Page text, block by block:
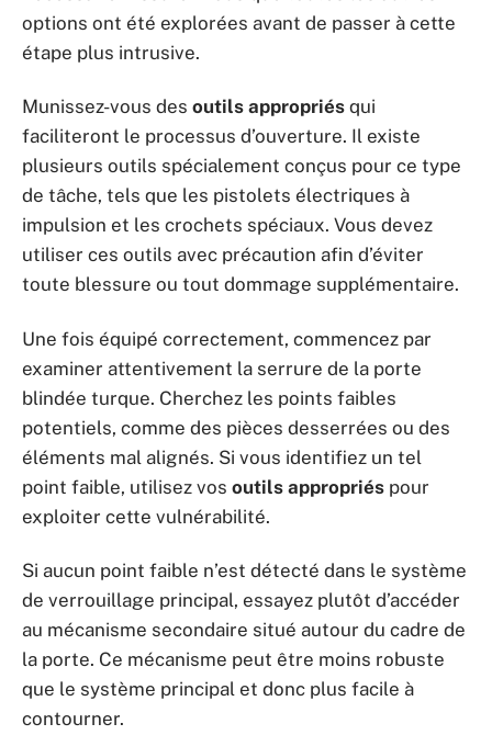
options ont été explorées avant de passer à cette
étape plus intrusive.
Munissez-vous des outils appropriés qui
faciliteront le processus d’ouverture. Il existe
plusieurs outils spécialement conçus pour ce type
de tâche, tels que les pistolets électriques à
impulsion et les crochets spéciaux. Vous devez
utiliser ces outils avec précaution afin d’éviter
toute blessure ou tout dommage supplémentaire.
Une fois équipé correctement, commencez par
examiner attentivement la serrure de la porte
blindée turque. Cherchez les points faibles
potentiels, comme des pièces desserrées ou des
éléments mal alignés. Si vous identifiez un tel
point faible, utilisez vos outils appropriés pour
exploiter cette vulnérabilité.
Si aucun point faible n’est détecté dans le système
de verrouillage principal, essayez plutôt d’accéder
au mécanisme secondaire situé autour du cadre de
la porte. Ce mécanisme peut être moins robuste
que le système principal et donc plus facile à
contourner.